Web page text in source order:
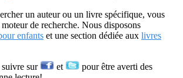
un auteur ou un livre spécifique, vous
de recherche. Nous disposons
enfants et une section dédiée aux livres
suivre sur et
pour être averti des